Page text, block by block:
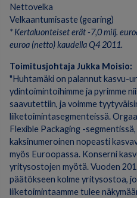
Nettovelka
Velkaantumisaste (gearing)
* Kertaluonteiset erät -7,0 milj.
euroa (netto) kaudella Q4 2011.
Toimitusjohtaja Jukka Moisio:
"Huhtamäki on palannut kasvu-
ydintoimintoihimme ja pyrimme
saavutettiin, ja voimme
liiketoimintasegmenteissä.
Flexible Packaging -
kaksinumeroinen nopeasti
myös Euroopassa. Konserni
yritysostojen myötä. Vuoden
päätökseen kolme yritysostoa,
liiketoimintaamme tulee